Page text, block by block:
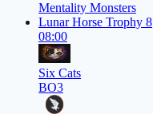
Mentality Monsters
Lunar Horse Trophy 8
08:00
Six Cats
BO3